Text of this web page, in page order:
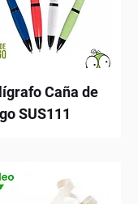
Caña de
SUS111